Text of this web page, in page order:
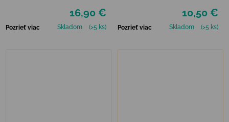
16,90 €
Pozrieť viac Skladom (>5 ks)
10,50 €
Pozrieť viac Skladom (>5 ks)